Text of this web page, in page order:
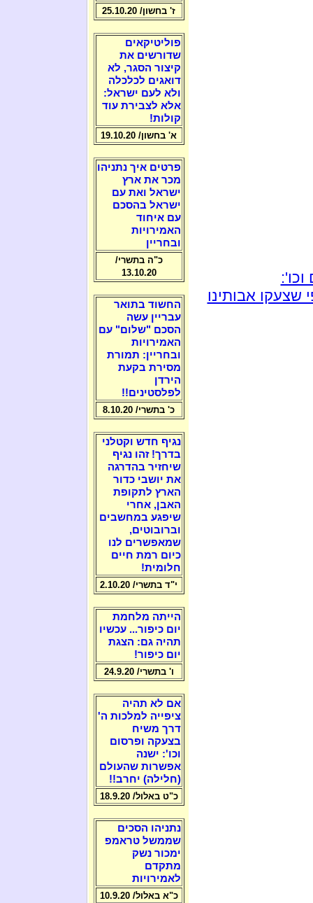
אבותינו
ז' בחשון/ 25.10.20
פוליטיקאים
שדורשים את
קיצור הסגר, לא
דואגים לכלכלה
ולא לעם ישראל:
אלא לצבירת עוד
קולות!
א' בחשון/ 19.10.20
פרטים איך נתניהו
מכר את ארץ
ישראל ואת עם
ישראל בהסכם
עם איחוד
האמירויות
ובחריין
כ"ה בתשרי/
13.10.20
החשוד בתואר
עבריין עשה
הסכם "שלום" עם
האמירויות
ובחריין: תמורת
מסירת בקעת
הירדן
לפלסטינים!!
כ' בתשרי/ 8.10.20
נגיף חדש וקטלני
בדרך! זהו נגיף
שיחזיר בהדרגה
את יושבי כדור
הארץ לתקופת
האבן, אחרי
שיפגע במחשבים
וברובוטים,
שמאפשרים לנו
כיום רמת חיים
חלומית!
י"ד בתשרי/ 2.10.20
הייתה מלחמת
יום כיפור... עכשיו
תהיה גם: הצגת
יום כיפור!
ו' בתשרי/ 24.9.20
אם לא תהיה
ציפייה למלכות ה'
דרך משיח
בצעקה ופרסום
וכו': ישנה
אפשרות שהעולם
(חלילה) יחרב!!
כ"ט באלול/ 18.9.20
נתניהו הסכים
שממשל טראמפ
ימכור נשק
מתקדם
לאמירויות
כ"א באלול/ 10.9.20